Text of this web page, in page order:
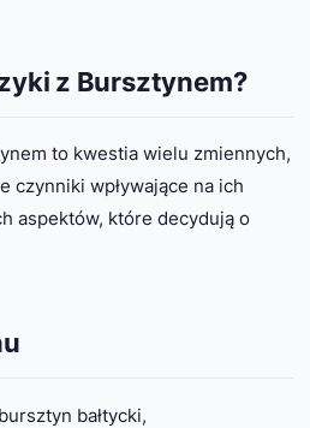
z Bursztynem?
to kwestia wielu zmiennych,
czynniki wpływające na ich
aspektów, które decydują o
bałtycki,